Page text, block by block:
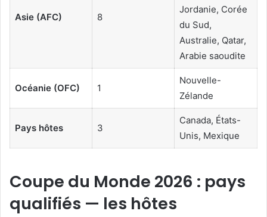
Asie (AFC) 8
Jordanie, Corée
du Sud,
Australie, Qatar,
Arabie saoudite
Océanie (OFC) 1
Nouvelle-
Zélande
Pays hôtes 3
Canada, États-
Unis, Mexique
Coupe du Monde 2026 : pays
qualifiés — les hôtes